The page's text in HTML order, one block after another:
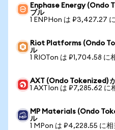
Enphase Energy (Ondo
ブル
1 ENPHon は ₽3,427.27
Riot Platforms (Ondo
ル
1 RIOTon は ₽1,704.58 に
AXT (Ondo Tokenized)
1 AXTIon は ₽7,285.62 に
MP Materials (Ondo
ル
1 MPon は ₽4,228.55 に相